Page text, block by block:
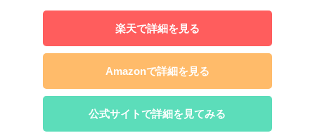
楽天で詳細を見る
Amazonで詳細を見る
公式サイトで詳細を見てみる